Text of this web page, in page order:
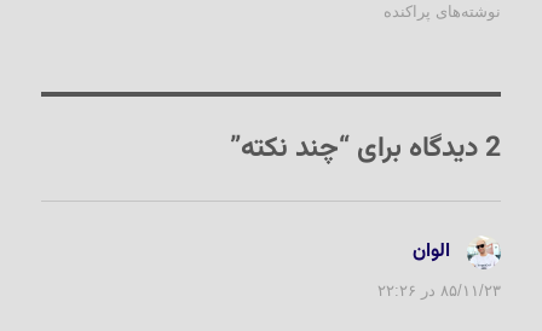
شدهنوشته‌های پراکنده
2 دیدگاه برای “چند نکته”
الوان
۸۵/۱۱/۲۳ در ۲۲:۲۶